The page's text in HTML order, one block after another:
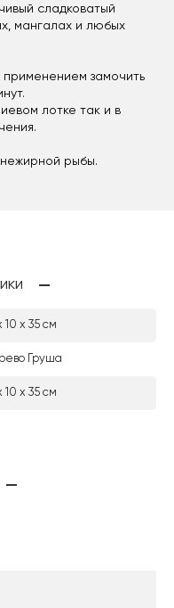
сладковатый
мангалах и любых
применением замочить
лотке так и в
рыбы.
10 х 35 см
Груша
10 х 35 см